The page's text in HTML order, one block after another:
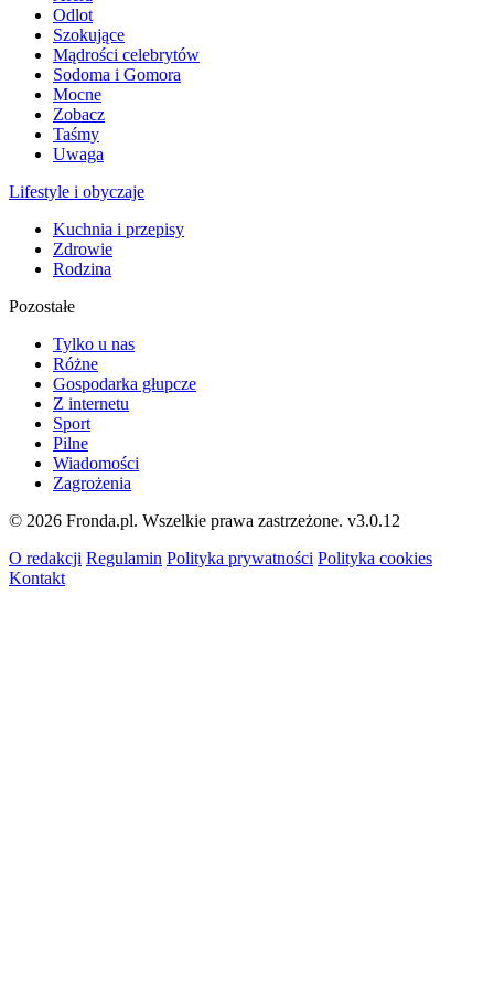
Odlot
Szokujące
Mądrości celebrytów
Sodoma i Gomora
Mocne
Zobacz
Taśmy
Uwaga
Lifestyle i obyczaje
Kuchnia i przepisy
Zdrowie
Rodzina
Pozostałe
Tylko u nas
Różne
Gospodarka głupcze
Z internetu
Sport
Pilne
Wiadomości
Zagrożenia
© 2026 Fronda.pl. Wszelkie prawa zastrzeżone. v3.0.12
O redakcji Regulamin Polityka prywatności Polityka cookies
Kontakt